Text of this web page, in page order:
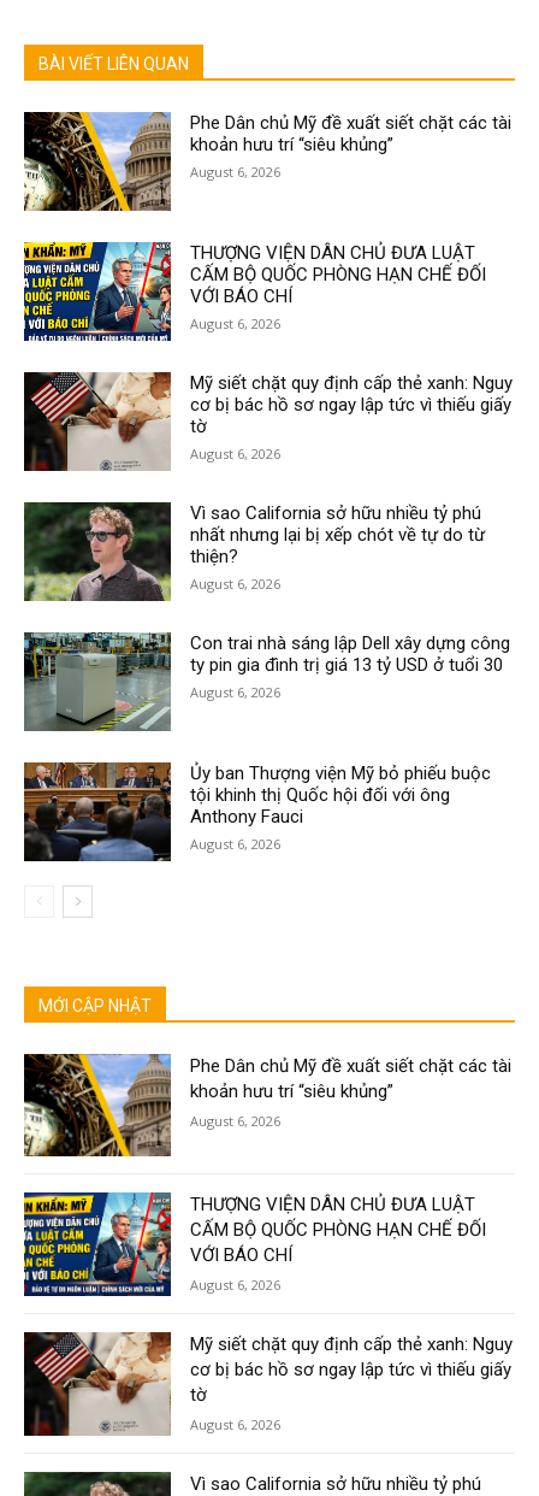
BÀI VIẾT LIÊN QUAN
Phe Dân chủ Mỹ đề xuất siết chặt các tài
khoản hưu trí “siêu khủng”
August 6, 2026
THƯỢNG VIỆN DÂN CHỦ ĐƯA LUẬT
CẤM BỘ QUỐC PHÒNG HẠN CHẾ ĐỐI
VỚI BÁO CHÍ
August 6, 2026
Mỹ siết chặt quy định cấp thẻ xanh: Nguy
cơ bị bác hồ sơ ngay lập tức vì thiếu giấy
tờ
August 6, 2026
Vì sao California sở hữu nhiều tỷ phú
nhất nhưng lại bị xếp chót về tự do từ
thiện?
August 6, 2026
Con trai nhà sáng lập Dell xây dựng công
ty pin gia đình trị giá 13 tỷ USD ở tuổi 30
August 6, 2026
Ủy ban Thượng viện Mỹ bỏ phiếu buộc
tội khinh thị Quốc hội đối với ông
Anthony Fauci
August 6, 2026
MỚI CẬP NHẬT
Phe Dân chủ Mỹ đề xuất siết chặt các tài
khoản hưu trí “siêu khủng”
August 6, 2026
THƯỢNG VIỆN DÂN CHỦ ĐƯA LUẬT
CẤM BỘ QUỐC PHÒNG HẠN CHẾ ĐỐI
VỚI BÁO CHÍ
August 6, 2026
Mỹ siết chặt quy định cấp thẻ xanh: Nguy
cơ bị bác hồ sơ ngay lập tức vì thiếu giấy
tờ
August 6, 2026
Vì sao California sở hữu nhiều tỷ phú